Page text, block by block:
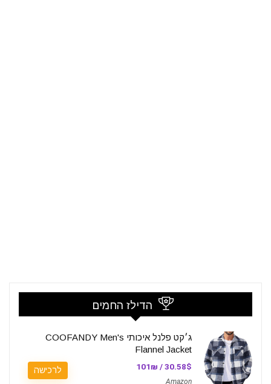
הדילז החמים
ג׳קט פלנל איכותי COOFANDY Men's
Flannel Jacket
30.58$ / 101₪
Amazon
לרכישה